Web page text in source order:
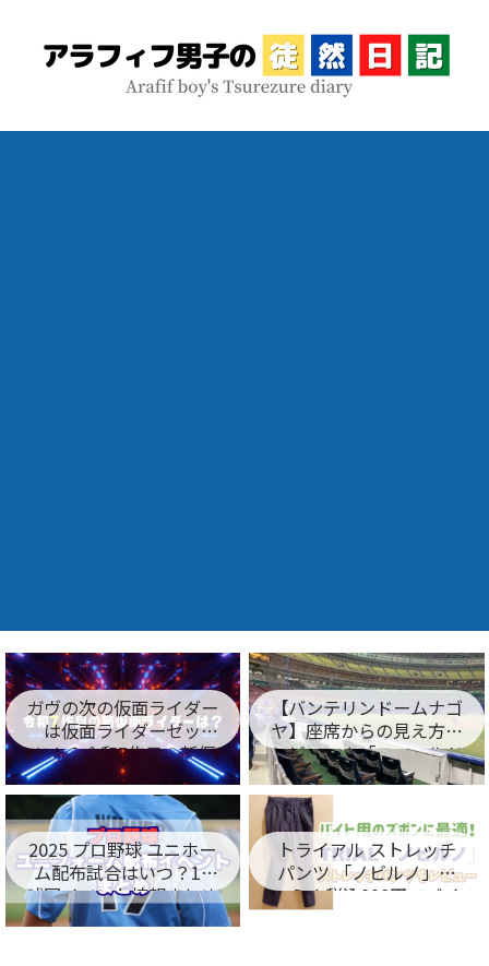
ガヴの次の仮面ライダー
は仮面ライダーゼッ
ツ！？令和7作目の新仮
面ライダー名が判明！
【バンテリンドームナゴ
ヤ】座席からの見え方を
レビュー！「フィールド
シート編」
2025 プロ野球 ユニホー
ム配布試合はいつ？12
球団イベント情報まとめ
トライアル ストレッチ
パンツ 「ノビルノ」口
コミ！税込998円でバイ
ト用のズボンに最適！